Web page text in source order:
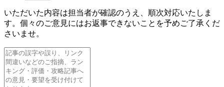
いただいた内容は担当者が確認のうえ、順次対応いたしま
す。個々のご意見にはお返事できないことを予めご了承くだ
さいませ。